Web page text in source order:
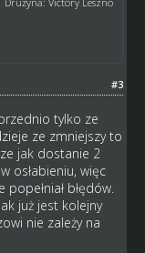
#3
tylko ze
ze zmniejszy to
jak dostanie 2
osłabieniu, więc
błędów.
już jest kolejny
nie zależy na